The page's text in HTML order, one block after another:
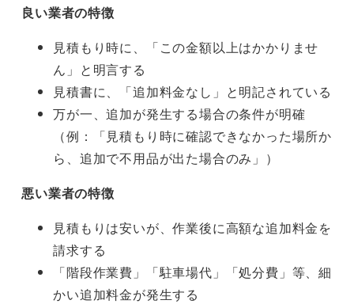
良い業者の特徴
見積もり時に、「この金額以上はかかりませ
ん」と明言する
見積書に、「追加料金なし」と明記されている
万が一、追加が発生する場合の条件が明確
（例：「見積もり時に確認できなかった場所か
ら、追加で不用品が出た場合のみ」）
悪い業者の特徴
見積もりは安いが、作業後に高額な追加料金を
請求する
「階段作業費」「駐車場代」「処分費」等、細
かい追加料金が発生する